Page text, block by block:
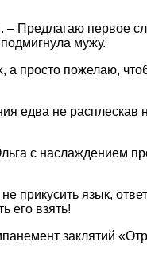
– Предлагаю первое
мужу.
а просто пожелаю,
едва не расплескав
с наслаждением
прикусить язык,
его взять!
заклятий